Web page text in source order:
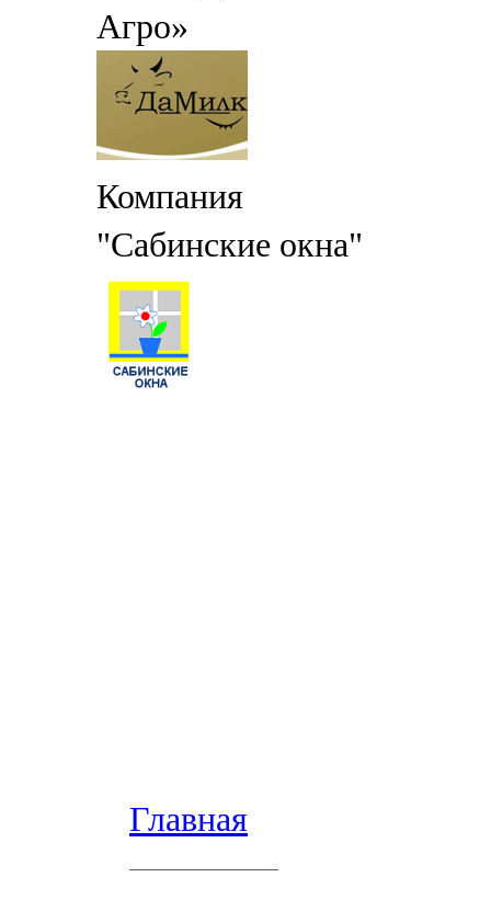
Агро»
Компания
"Сабинские окна"
Главная